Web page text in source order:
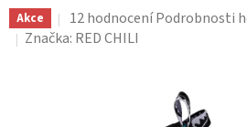
Akce
Průměrné
hodnocení
12 hodnocení Podrobnosti
Značka: RED CHILI